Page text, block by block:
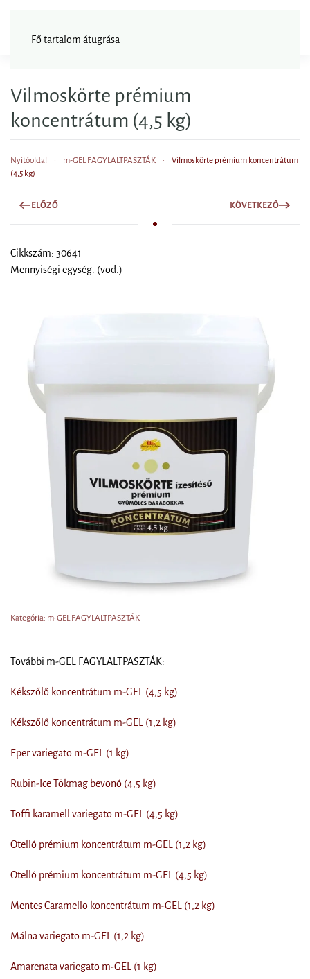
Fő tartalom átugrása
Vilmoskörte prémium
koncentrátum (4,5 kg)
Nyitóoldal m-GEL FAGYLALTPASZTÁK
Vilmoskörte prémium koncentrátum
(4,5 kg)
ELŐZŐ KÖVETKEZŐ
Cikkszám: 30641
Mennyiségi egység: (vöd.)
Kategória: m-GEL FAGYLALTPASZTÁK
További m-GEL FAGYLALTPASZTÁK:
Kékszőlő koncentrátum m-GEL (4,5 kg)
Kékszőlő koncentrátum m-GEL (1,2 kg)
Eper variegato m-GEL (1 kg)
Rubin-Ice Tökmag bevonó (4,5 kg)
Toffi karamell variegato m-GEL (4,5 kg)
Otelló prémium koncentrátum m-GEL (1,2 kg)
Otelló prémium koncentrátum m-GEL (4,5 kg)
Mentes Caramello koncentrátum m-GEL (1,2 kg)
Málna variegato m-GEL (1,2 kg)
Amarenata variegato m-GEL (1 kg)